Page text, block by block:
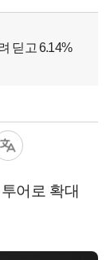
딛고 6.14%
어로 확대